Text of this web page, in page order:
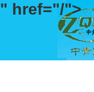
" href="/">